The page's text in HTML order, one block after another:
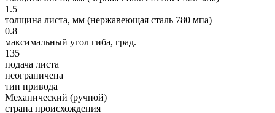
1.5
толщина листа, мм (нержавеющая сталь 780 мпа)
0.8
максимальный угол гиба, град.
135
подача листа
неограничена
тип привода
Механический (ручной)
страна происхождения